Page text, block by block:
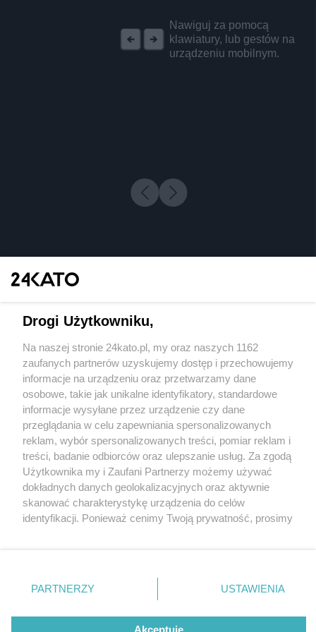
Nawiguj za pomocą
klawiatury, lub gestów na
urządzeniu mobilnym.
21 / 0
Wydawca mediów lokalnych
Nie zapomnij
zapoznać się z:
polityką prywatności regulamin korzystania z portali
Twojemiasto
Piekary Śląskie
Chorzów
Tarnowskie Góry
Gliwice
Skontakuj sięz nami
Kontakt
Wydawca
Redakcja
Drogi Użytkowniku,
Na naszej stronie 24kato.pl, my oraz naszych 1162
zaufanych partnerów uzyskujemy dostęp i przechowujemy
informacje na urządzeniu oraz przetwarzamy dane
osobowe, takie jak unikalne identyfikatory, standardowe
informacje wysyłane przez urządzenie czy dane
przeglądania w celu zapewniania spersonalizowanych
reklam, wybór spersonalizowanych treści, pomiar reklam i
treści, badanie odbiorców oraz ulepszanie usług. Za zgodą
Użytkownika my i Zaufani Partnerzy możemy używać
dokładnych danych geolokalizacyjnych oraz aktywnie
skanować charakterystykę urządzenia do celów
identyfikacji. Ponieważ cenimy Twoją prywatność, prosimy
prywatności znajdujący się w lewym dolnym rogu strony
. Niektóre rodzaje przetwarzania danych nie wymagają
zgody użytkownika, ale masz prawo sprzeciwić się
takiemu przetwarzaniu. Preferencje będą miały
PARTNERZY USTAWIENIA
Akceptuję